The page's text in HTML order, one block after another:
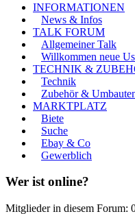
INFORMATIONEN
News & Infos
TALK FORUM
Allgemeiner Talk
Willkommen neue
TECHNIK &
Technik
Zubehör &
MARKTPLATZ
Biete
Suche
Ebay & Co
Gewerblich
Wer ist online?
Mitglieder in diesem Forum: